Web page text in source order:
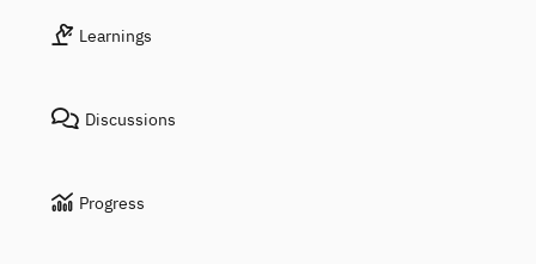
Learnings
Discussions
Progress